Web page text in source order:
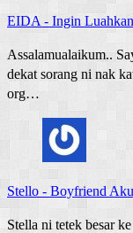
EIDA - Ingin
Assalamualaikum..
dekat sorang ni nak
org…
Stello - Boyfriend
Stella ni tetek besar ke